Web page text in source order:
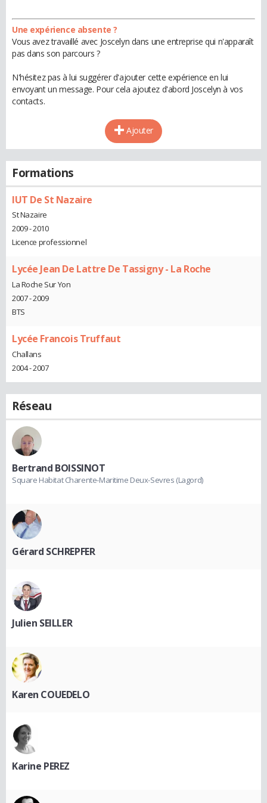
Une expérience absente ?
Vous avez travaillé avec Joscelyn dans une entreprise qui n'apparaît
pas dans son parcours ?
N'hésitez pas à lui suggérer d'ajouter cette expérience en lui
envoyant un message. Pour cela ajoutez d'abord Joscelyn à vos
contacts.
Ajouter
Formations
IUT De St Nazaire
St Nazaire
2009 - 2010
Licence professionnel
Lycée Jean De Lattre De Tassigny - La Roche
La Roche Sur Yon
2007 - 2009
BTS
Lycée Francois Truffaut
Challans
2004 - 2007
Réseau
Bertrand BOISSINOT
Square Habitat Charente-Maritime Deux-Sevres (Lagord)
Gérard SCHREPFER
Julien SEILLER
Karen COUEDELO
Karine PEREZ